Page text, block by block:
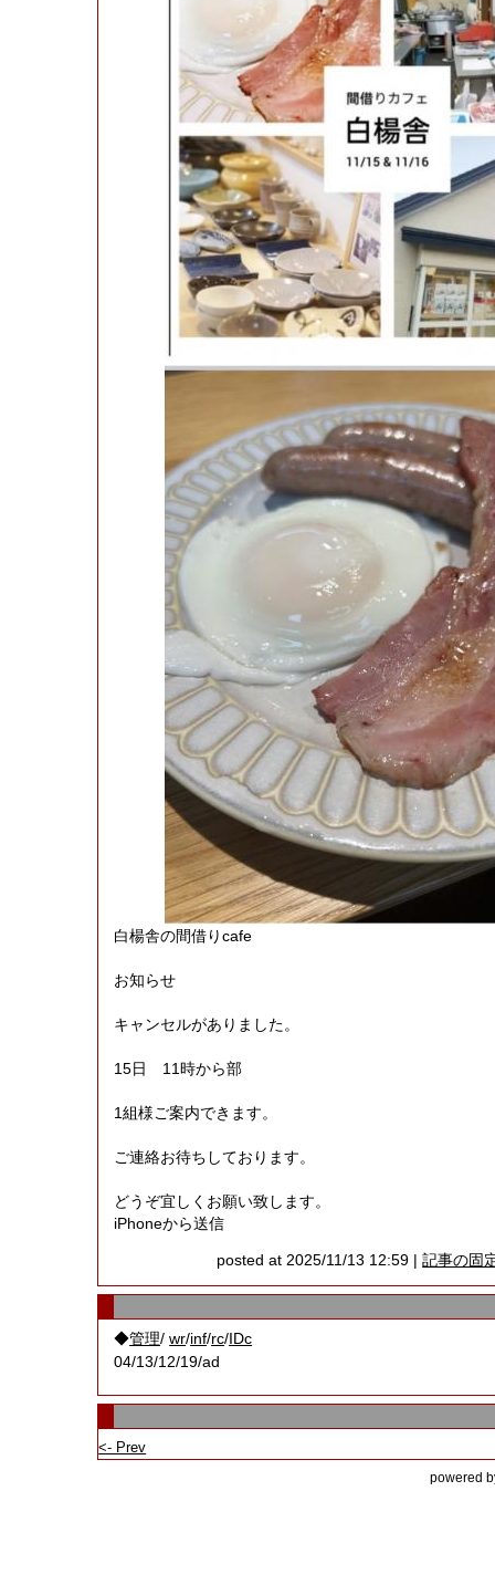
白楊舎の間借りcafe
お知らせ
キャンセルがありました。
15日 11時から部
1組様ご案内できます。
ご連絡お待ちしております。
どうぞ宜しくお願い致します。
iPhoneから送信
posted at 2025/11/13 12:59 |記事の固
◆管理/wr/inf/rc/ IDc
04/13/12/19/ad
<- Prev
powered